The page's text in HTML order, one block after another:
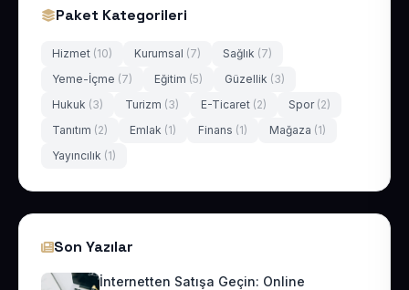
Paket Kategorileri
Hizmet (10) Kurumsal (7) Sağlık (7)
Yeme-İçme (7) Eğitim (5) Güzellik (3)
Hukuk (3) Turizm (3) E-Ticaret (2) Spor (2)
Tanıtım (2) Emlak (1) Finans (1) Mağaza (1)
Yayıncılık (1)
Son Yazılar
İnternetten Satışa Geçin: Online